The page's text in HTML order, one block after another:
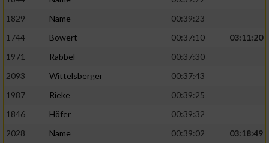
1829
Name
00:39:23
1744
Bowert 00:37:10
03:11:20
1971
Rabbel
00:37:30
2093
Wittelsberger
00:37:43
1987
Rieke
00:39:25
1846
Höfer
00:39:32
2028
Name 00:39:02
03:18:49